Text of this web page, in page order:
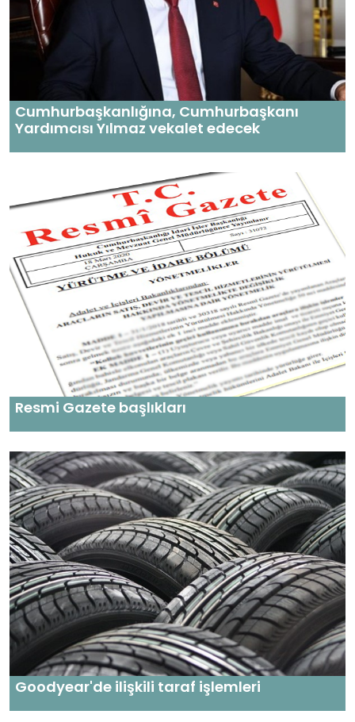
Cumhurbaşkanlığına, Cumhurbaşkanı
Yardımcısı Yılmaz vekalet edecek
Resmi Gazete başlıkları
Goodyear'de ilişkili taraf işlemleri